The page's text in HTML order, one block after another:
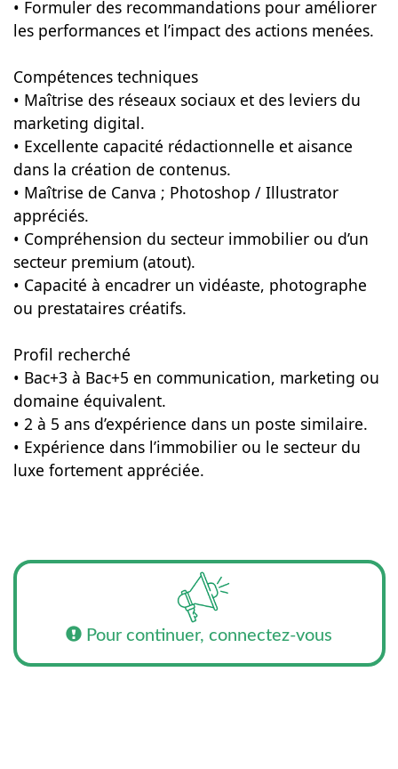
• Formuler des recommandations pour améliorer
les performances et l’impact des actions menées.
Compétences techniques
• Maîtrise des réseaux sociaux et des leviers du
marketing digital.
• Excellente capacité rédactionnelle et aisance
dans la création de contenus.
• Maîtrise de Canva ; Photoshop / Illustrator
appréciés.
• Compréhension du secteur immobilier ou d’un
secteur premium (atout).
• Capacité à encadrer un vidéaste, photographe
ou prestataires créatifs.
Profil recherché
• Bac+3 à Bac+5 en communication, marketing ou
domaine équivalent.
• 2 à 5 ans d’expérience dans un poste similaire.
• Expérience dans l’immobilier ou le secteur du
luxe fortement appréciée.
Pour continuer, connectez-vous